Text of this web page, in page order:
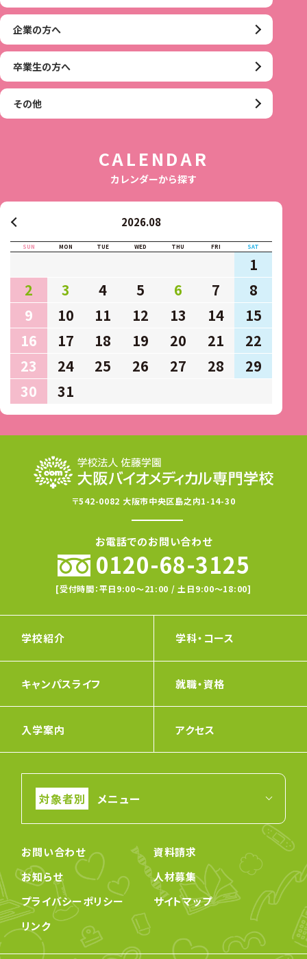
企業の方へ
卒業生の方へ
その他
CALENDAR
カレンダーから探す
2026.08
SUN MON TUE WED THU FRI SAT
1
2
3 4 5 6 7
8
9
10 11 12 13 14
15
16
17 18 19 20 21
22
23
24 25 26 27 28
29
30
31
〒542-0082 大阪市中央区島之内1-14-30
お電話でのお問い合わせ
0120-68-3125
[受付時間：平日9:00〜21:00 / 土日9:00〜18:00]
学校紹介 学科・コース
キャンパスライフ 就職・資格
入学案内 アクセス
メニュー
お問い合わせ
資料請求
お知らせ
人材募集
プライバシーポリシー
サイトマップ
リンク